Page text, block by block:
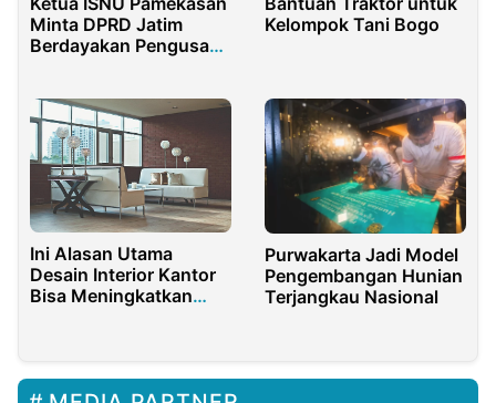
Minta DPRD Jatim
Berdayakan Pengusaha
Kelompok Tani Bogo
Ini Alasan Utama
Desain Interior Kantor
Bisa Meningkatkan
Purwakarta Jadi Model
Pengembangan Hunian
Terjangkau Nasional